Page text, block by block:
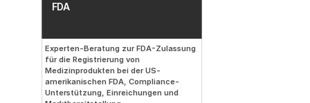
FDA
Experten-Beratung zur FDA-Zulassung
für die Registrierung von
Medizinprodukten bei der US-
amerikanischen FDA, Compliance-
Unterstützung, Einreichungen und